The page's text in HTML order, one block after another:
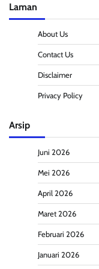
Laman
About Us
Contact Us
Disclaimer
Privacy Policy
Arsip
Juni 2026
Mei 2026
April 2026
Maret 2026
Februari 2026
Januari 2026